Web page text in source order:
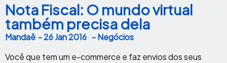
Nota Fiscal: O mundo virtual
também precisa dela
Mandaê -26 Jan 2016 - Negócios
Você que tem um e-commerce e faz envios dos seus